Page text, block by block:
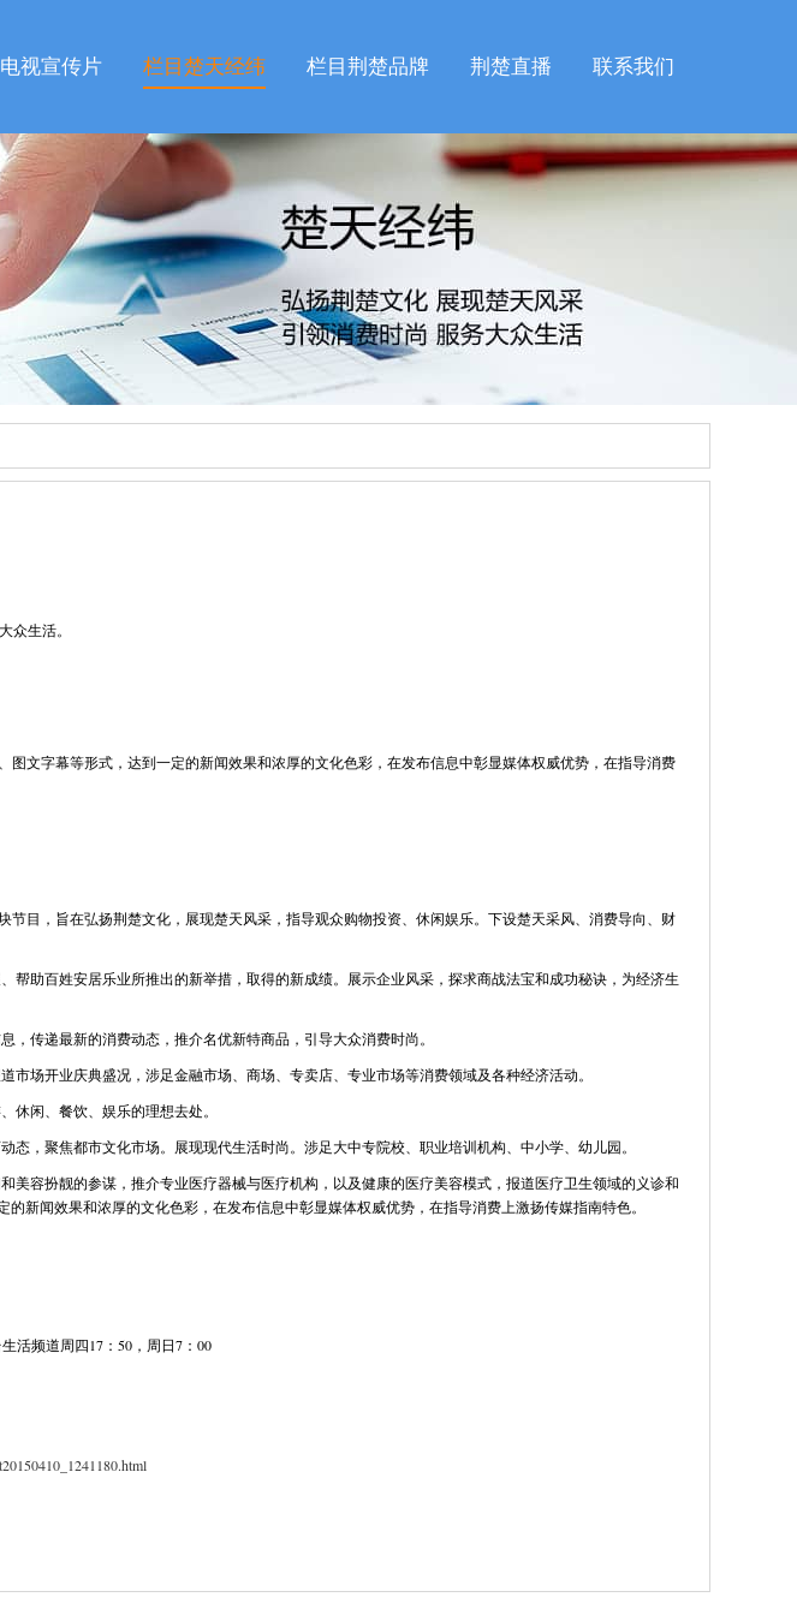
电视宣传片 栏目楚天经纬 栏目荆楚品牌 荆楚直播 联系我们
众生活。
图文字幕等形式，达到一定的新闻效果和浓厚的文化色彩，在发布信息中彰显媒体权威优势，在指导消费
节目，旨在弘扬荆楚文化，展现楚天风采，指导观众购物投资、休闲娱乐。下设楚天采风、消费导向、财
助百姓安居乐业所推出的新举措，取得的新成绩。展示企业风采，探求商战法宝和成功秘诀，为经济生
传递最新的消费动态，推介名优新特商品，引导大众消费时尚。
场开业庆典盛况，涉足金融市场、商场、专卖店、专业市场等消费领域及各种经济活动。
闲、餐饮、娱乐的理想去处。
，聚焦都市文化市场。展现现代生活时尚。涉足大中专院校、职业培训机构、中小学、幼儿园。
容扮靓的参谋，推介专业医疗器械与医疗机构，以及健康的医疗美容模式，报道医疗卫生领域的义诊和
新闻效果和浓厚的文化色彩，在发布信息中彰显媒体权威优势，在指导消费上激扬传媒指南特色。
活频道周四17：50，周日7：00